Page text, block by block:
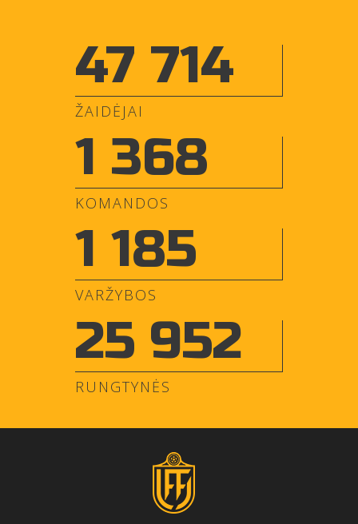
47 714
ŽAIDĖJAI
1 368
KOMANDOS
1 185
VARŽYBOS
25 952
RUNGTYNĖS